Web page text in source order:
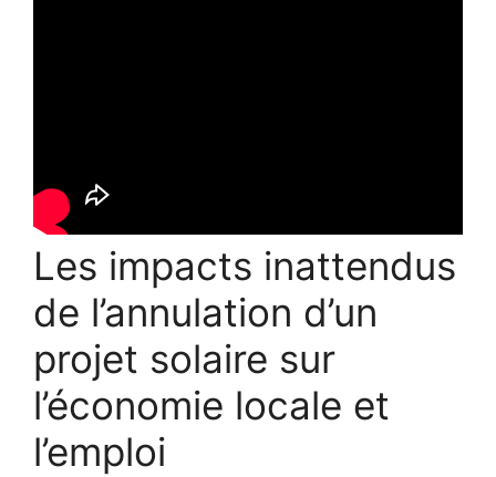
Les impacts inattendus
de l’annulation d’un
projet solaire sur
l’économie locale et
l’emploi